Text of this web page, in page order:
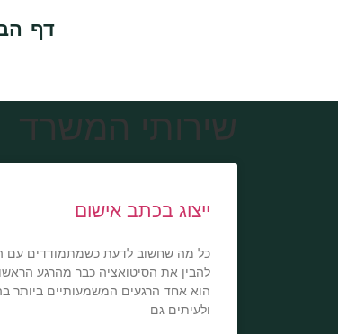
דף
שירותי המשרד
ייצוג בכתב אישום
כל מה שחשוב לדעת כשמתמודדים עם
להבין את הסיטואציה כבר מהרגע
הוא אחד הרגעים המשמעותיים ביותר
ולעיתים גם